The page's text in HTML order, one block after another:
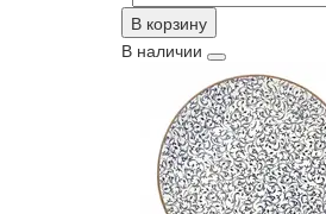
В корзину
В наличии